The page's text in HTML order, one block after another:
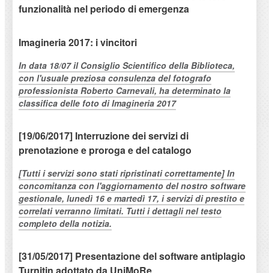
funzionalità nel periodo di emergenza
Imagineria 2017: i vincitori
In data 18/07 il Consiglio Scientifico della Biblioteca,
con l'usuale preziosa consulenza del fotografo
professionista Roberto Carnevali, ha determinato la
classifica delle foto di Imagineria 2017
[19/06/2017] Interruzione dei servizi di
prenotazione e proroga e del catalogo
[Tutti i servizi sono stati ripristinati correttamente] In
concomitanza con l'aggiornamento del nostro software
gestionale, lunedì 16 e martedì 17, i servizi di prestito e
correlati verranno limitati. Tutti i dettagli nel testo
completo della notizia.
[31/05/2017] Presentazione del software antiplagio
Turnitin adottato da UniMoRe